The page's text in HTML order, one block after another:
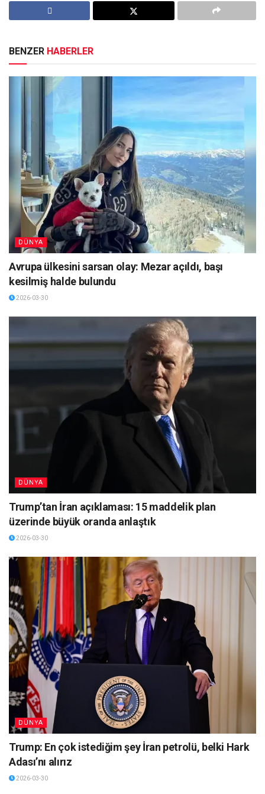
BENZER HABERLER
DÜNYA
Avrupa ülkesini sarsan olay: Mezar açıldı, başı
kesilmiş halde bulundu
2026-03-30
DÜNYA
Trump’tan İran açıklaması: 15 maddelik plan
üzerinde büyük oranda anlaştık
2026-03-30
DÜNYA
Trump: En çok istediğim şey İran petrolü, belki Hark
Adası’nı alırız
2026-03-30